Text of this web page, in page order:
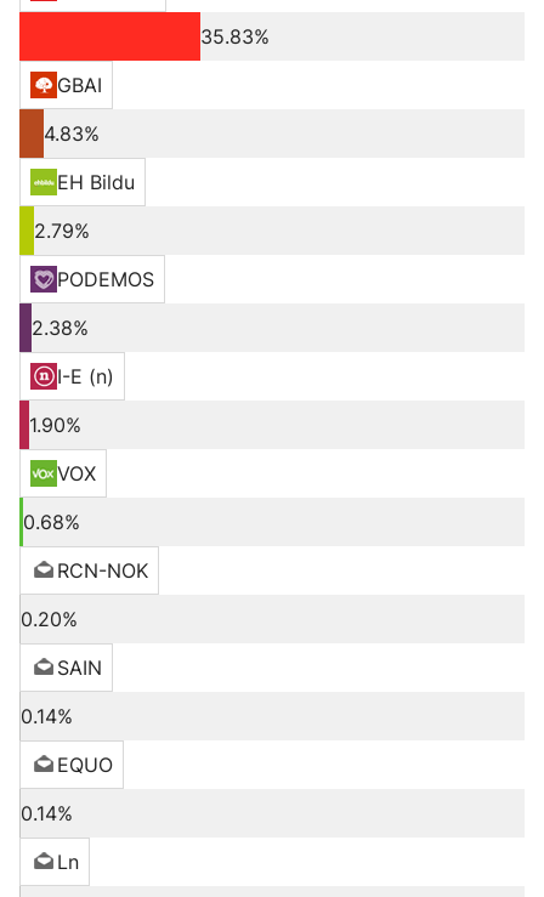
35.83%
GBAI
4.83%
EH Bildu
2.79%
PODEMOS
2.38%
I-E (n)
1.90%
VOX
0.68%
RCN-NOK
0.20%
SAIN
0.14%
EQUO
0.14%
Ln